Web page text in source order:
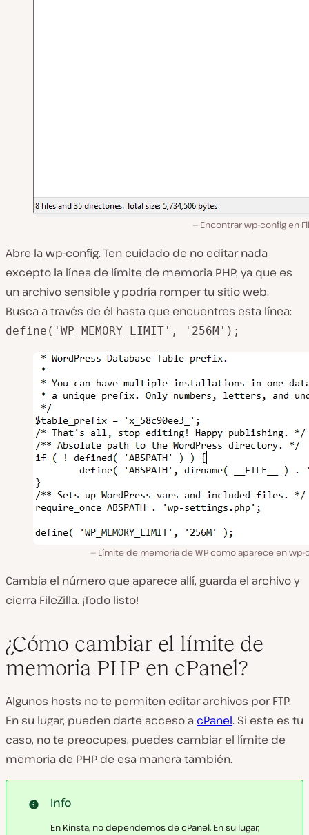
Encontrarwp-configen
Abre la wp-config. Ten cuidado de no editar nada
excepto la línea de límite de memoria PHP, ya que es
un archivo sensible y podría romper tu sitio web.
Busca a través de él hasta que encuentres esta línea:
define('WP_MEMORY_LIMIT', '256M');
Límite de memoria de WP como aparece enwp-
Cambia el número que aparece allí, guarda el archivo y
cierra FileZilla. ¡Todo listo!
¿Cómo cambiar el límite de
memoria PHP en cPanel?
Algunos hosts no te permiten editar archivos por FTP.
En su lugar, pueden darte acceso a cPanel. Si este es tu
caso, no te preocupes, puedes cambiar el límite de
memoria de PHP de esa manera también.
Info
En Kinsta, no dependemos de cPanel. En su lugar,